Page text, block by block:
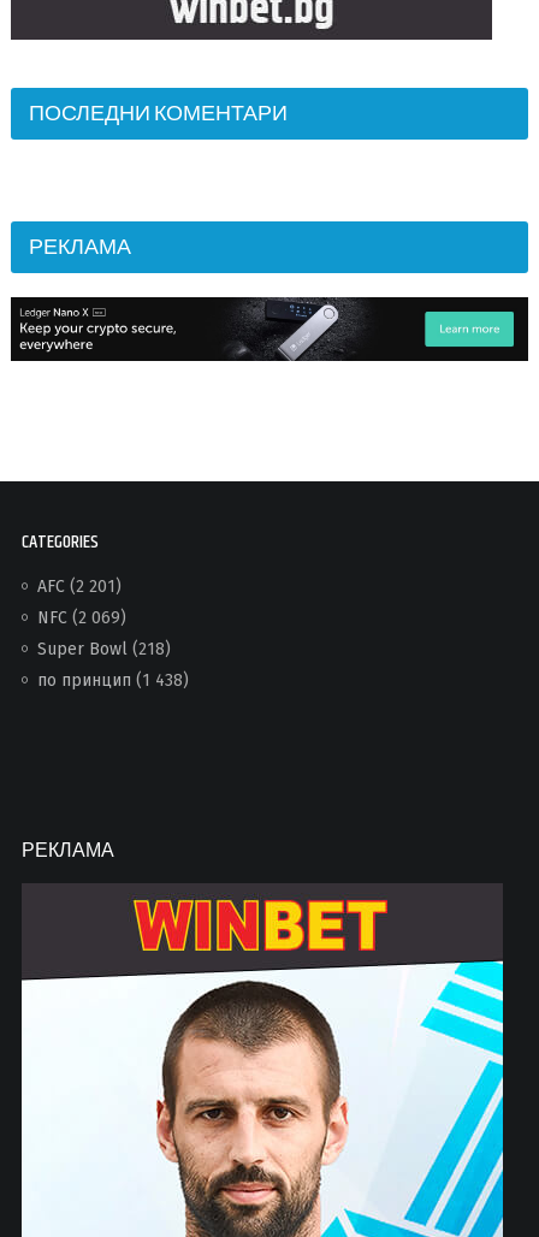
ПОСЛЕДНИ КОМЕНТАРИ
РЕКЛАМА
CATEGORIES
AFC(2 201)
NFC(2 069)
Super Bowl(218)
по принцип (1 438)
РЕКЛАМА